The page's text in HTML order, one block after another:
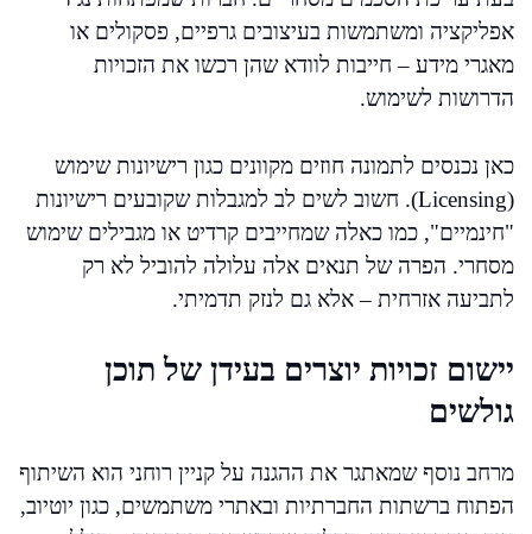
אפליקציה ומשתמשות בעיצובים גרפיים, פסקולים או
מאגרי מידע – חייבות לוודא שהן רכשו את הזכויות
הדרושות לשימוש.
כאן נכנסים לתמונה חוזים מקוונים כגון רישיונות שימוש
(Licensing). חשוב לשים לב למגבלות שקובעים רישיונות
"חינמיים", כמו כאלה שמחייבים קרדיט או מגבילים שימוש
מסחרי. הפרה של תנאים אלה עלולה להוביל לא רק
לתביעה אזרחית – אלא גם לנזק תדמיתי.
יישום זכויות יוצרים בעידן של תוכן
גולשים
מרחב נוסף שמאתגר את ההגנה על קניין רוחני הוא השיתוף
הפתוח ברשתות החברתיות ובאתרי משתמשים, כגון יוטיוב,